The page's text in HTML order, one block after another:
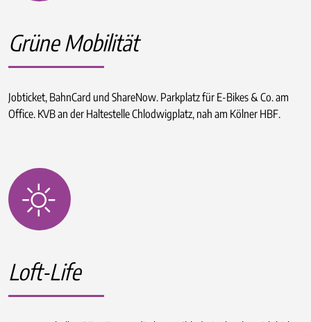
Grüne Mobilität
Jobticket, BahnCard und ShareNow. Parkplatz für E-Bikes & Co. am
Office. KVB an der Haltestelle Chlodwigplatz, nah am Kölner HBF.
Loft-Life